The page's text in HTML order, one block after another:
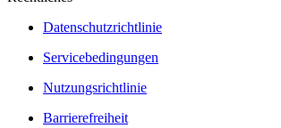
Datenschutzrichtlinie
Servicebedingungen
Nutzungsrichtlinie
Barrierefreiheit